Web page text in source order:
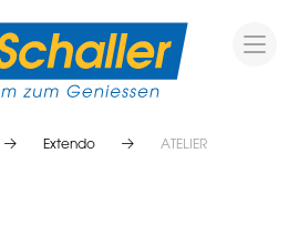
Extendo ATELIER